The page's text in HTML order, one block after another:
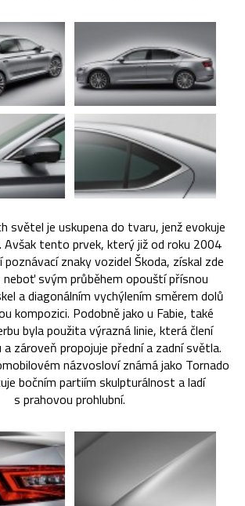
světel je uskupena do tvaru, jenž evokuje
Avšak tento prvek, který již od roku 2004
znaky vozidel Škoda, získal zde
svým průběhem opouští přísnou
a diagonálním vychýlením směrem dolů
kompozici. Podobně jako u Fabie, také
byla použita výrazná linie, která člení
zároveň propojuje přední a zadní světla.
názvosloví známá jako Tornado
bočním partiím skulpturálnost a ladí
s prahovou prohlubní.